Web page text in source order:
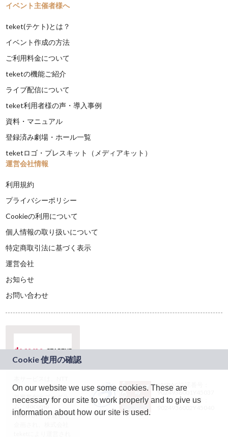
イベント主催者様へ
teket(テケト)とは？
イベント作成の方法
ご利用料金について
teketの機能ご紹介
ライブ配信について
teket利用者様の声・導入事例
資料・マニュアル
登録済み劇場・ホール一覧
teketロゴ・プレスキット（メディアキット）
運営会社情報
利用規約
プライバシーポリシー
Cookieの利用について
個人情報の取り扱いについて
特定商取引法に基づく表示
運営会社
お知らせ
お問い合わせ
ドコモグループの新
規事業創出プログラ
ム「docomo
STARTUP」を通じて
JASRAC許諾番号：
9024936001Y45037
JASRAC許諾番号：
On our website we use some cookies. These are
necessary for our site to work properly and to give us
information about how our site is used.